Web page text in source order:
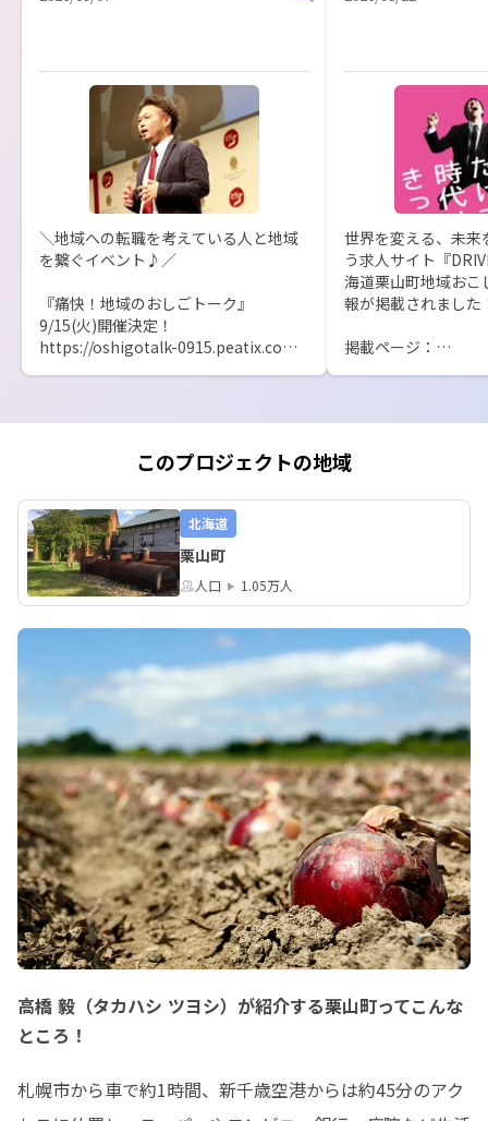
＼地域への転職を考えている人と地域
を繋ぐイベント♪／
『痛快！地域のおしごトーク』
9/15(火)開催決定！
https://oshigotalk-0915.peatix.com/
様々な活動を行っているお二方へ、地
域おこし協力隊や地域への転職をテー
マとした相談ができる機会となってお
ります。
●こんな方におすすめ♪
・地域おこし協力隊に関心がある
・地域への転職に関心がある
・移住や二拠点居住に関心がある
【開催概要】
-----------------------------------------
---------
■日時：2020年9月15日（火）21:00～
22:30（入室開始20:50~）
■参加費：無料
■主催：NPO法人ETIC.
-----------------------------------------
---------
▼参加の申込はこちらから♪
https://oshigotalk-0915.peatix.com/
お申し込み完了後、Peatix上にて当日
の参加URLをお伝えいたします。
ンロードをお願いいたします。
世界を変える、未来
う求人サイト『
海道栗山町地域おこ
報が掲載されました
掲載ページ：
このプロジェクトの地域
北海道
栗山町
人口 1.05万人
高橋 毅（タカハシ ツヨシ）が紹介する栗山町ってこんな
ところ！
札幌市から車で約1時間、新千歳空港からは約45分のアク